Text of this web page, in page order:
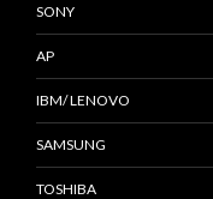
SONY
AP
IBM/ LENOVO
SAMSUNG
TOSHIBA